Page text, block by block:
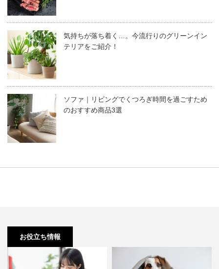
気持ちが落ち着く…。今流行りのグリーンイン
テリアをご紹介！
ソファ｜リビングでくつろぎ時間を過ごすため
のおすすめ商品3選
お役立ち情報